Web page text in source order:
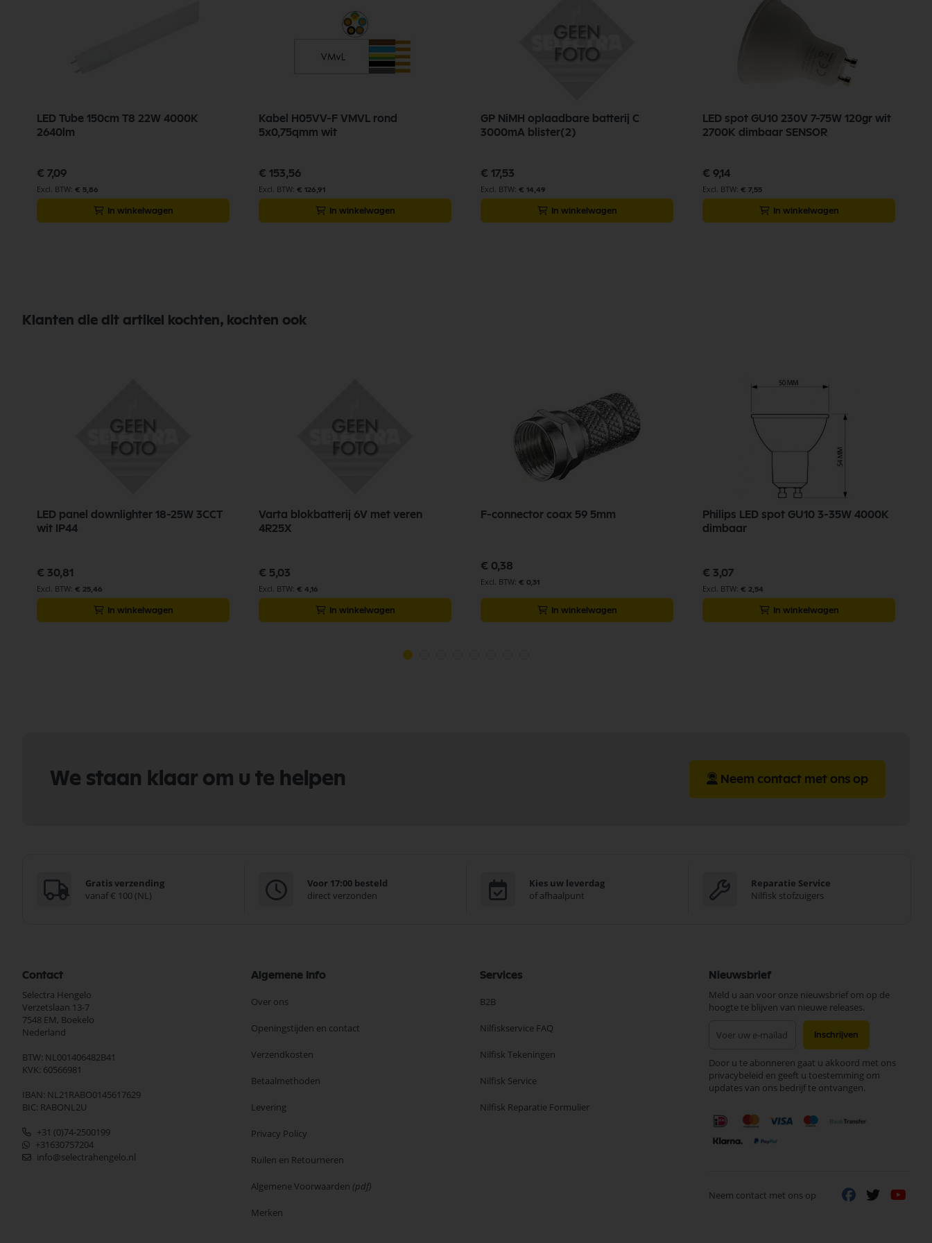
LED Tube 150cm T8 22W 4000K
2640lm
€ 7,09
€ 5,86
In winkelwagen
Kabel H05VV-F VMVL rond
5x0,75qmm wit
€ 153,56
€ 126,91
In winkelwagen
GP NiMH oplaadbare batterij C
3000mA blister(2)
€ 17,53
€ 14,49
In winkelwagen
LED spot GU10 230V 7-75W 120gr wit
2700K dimbaar SENSOR
€ 9,14
€ 7,55
In winkelwagen
Klanten die dit artikel kochten, kochten ook
LED panel downlighter 18-25W 3CCT
wit IP44
€ 30,81
€ 25,46
In winkelwagen
Varta blokbatterij 6V met veren
4R25X
€ 5,03
€ 4,16
In winkelwagen
F-connector coax 59 5mm
€ 0,38
€ 0,31
In winkelwagen
Philips LED spot GU10 3-35W 4000K
dimbaar
€ 3,07
€ 2,54
In winkelwagen
We staan klaar om u te helpen Neem contact met ons op
Gratis verzending
vanaf € 100 (NL)
Voor 17:00 besteld
direct verzonden
Kies uw leverdag
of afhaalpunt
Reparatie Service
Nilfisk stofzuigers
Contact
Selectra Hengelo
Verzetslaan 13-7
7548 EM, Boekelo
Nederland
BTW: NL001406482B41
KVK: 60566981
IBAN: NL21RABO0145617629
BIC: RABONL2U
+31 (0)74-2500199
+31630757204
info@selectrahengelo.nl
Algemene Info
Over ons
Openingstijden en contact
Verzendkosten
Betaalmethoden
Levering
Privacy Policy
Ruilen en Retourneren
Algemene Voorwaarden (pdf)
Merken
Services
B2B
Nilfiskservice FAQ
Nilfisk Tekeningen
Nilfisk Service
Nilfisk Reparatie Formulier
Nieuwsbrief
Meld u aan voor onze nieuwsbrief om op de
hoogte te blijven van nieuwe releases.
onze
nieuwsbrief
Inschrijven
Door u te abonneren gaat u akkoord met ons
privacybeleid en geeft u toestemming om
updates van ons bedrijf te ontvangen.
Neem contact met ons op